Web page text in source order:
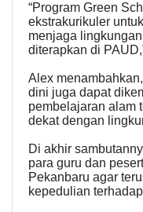
“Program Green
ekstrakurikuler
menjaga
diterapkan di
Alex
dini juga dapat
pembelajaran alam
dekat dengan
Di akhir
para guru dan
Pekanbaru agar
kepedulian